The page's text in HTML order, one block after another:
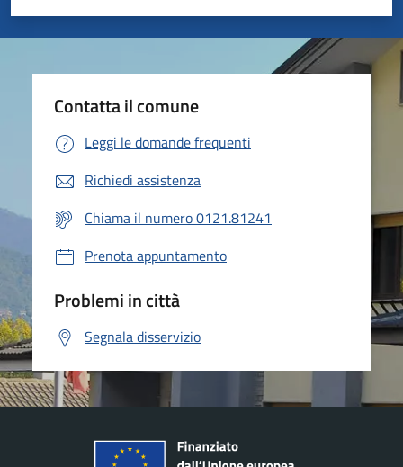
Valuta 5 stelle su 5
Valuta 4 stelle su 5
Valuta 3 stelle su 5
Valuta 2 stelle su 5
Valuta 1 stelle su 5
Contatta il comune
Leggi le domande frequenti
Richiedi assistenza
Chiama il numero 0121.81241
Prenota appuntamento
Problemi in città
Segnala disservizio